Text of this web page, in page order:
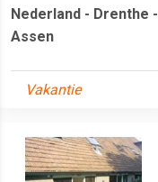
Nederland - Drenthe -
Assen
Vakantie